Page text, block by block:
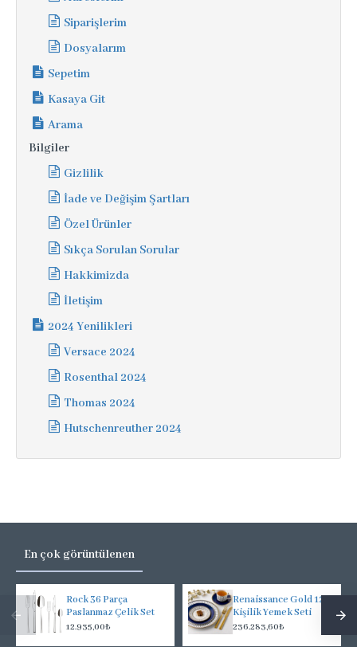
Siparişlerim
Dosyalarım
Sepetim
Kasaya Git
Arama
Bilgiler
Gizlilik
İade ve Değişim Şartları
Özel Ürünler
Sıkça Sorulan Sorular
Hakkimizda
İletişim
2024 Yenilikleri
Versace 2024
Rosenthal 2024
Thomas 2024
Hutschenreuther 2024
En çok görüntülenen
Rock 36 Parça
Paslanmaz Çelik Set
12.935,00₺
Renaissance Gold 12
Kişilik Yemek Seti
236.283,60₺